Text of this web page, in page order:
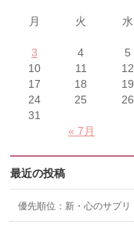
月
火 水
« 7月
3
4 5
10
11 12
17
18 19
24
25 26
31
最近の投稿
優先順位：新・心のサプリ